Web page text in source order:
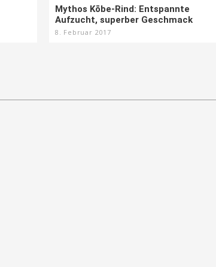
Mythos Kōbe-Rind: Entspannte
Aufzucht, superber Geschmack
8. Februar 2017